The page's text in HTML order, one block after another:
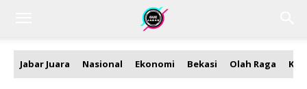
Jabar Juara Nasional Ekonomi Bekasi Olah Raga